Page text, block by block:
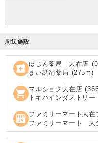
周辺施設
local_pharmacy ほじん薬局 大在店 (
まい調剤薬局 (275m)
shopping_cart マルショク大在店 (
トキハインダストリ
local_convenience_store ファミリーマート大在
ファミリーマート 大